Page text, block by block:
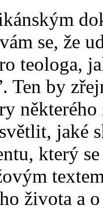
se, že
teologa,
Ten by
jaké
který
života a